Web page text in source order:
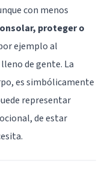
con menos
proteger o
ejemplo al
de gente. La
es simbólicamente
representar
de estar